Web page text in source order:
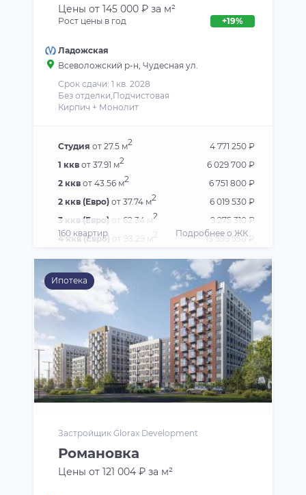
Цены от 145 000 ₽ за м²
Рост цены в год +19%
Ладожская
Всеволожский р-н, Чудесная ул.
Срок сдачи: 1 кв. 2028
Без отделки,Подчистовая
Кирпич + Монолит
Студия от 27.5 м2
4 771 250 ₽
1 ккв от 37.91 м2
6 029 700 ₽
2 ккв от 43.56 м2
6 751 800 ₽
2 ккв (Евро) от 37.74 м2
6 019 530 ₽
3 ккв (Евро) от 62.34 м2
9 275 310 ₽
4 ккв (Евро)
от 93.29 м2 13 599 550 ₽
160 квартир Подробнее о ЖК
Ипотека
Застройщик Glorax Development
Романовка
Цены от 121 004 ₽ за м²